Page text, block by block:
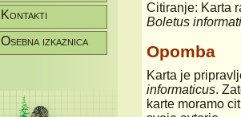
Kontakti
Osebna izkaznica
Citiranje: Karta
Boletus
Opomba
Karta je
informaticus.
karte moramo